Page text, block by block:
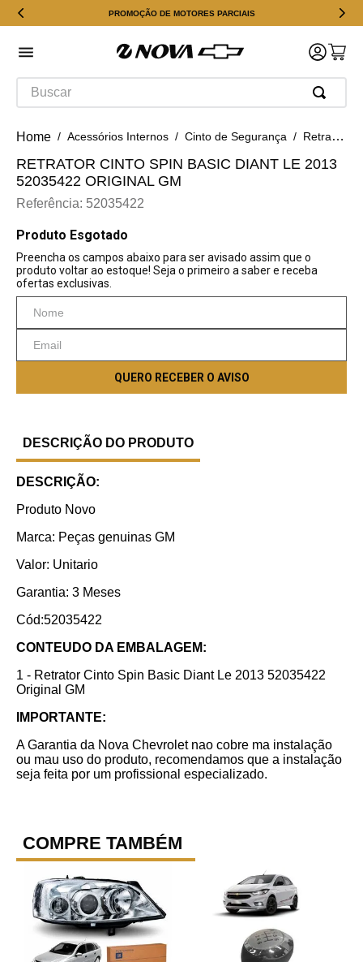
PROMOÇÃO DE MOTORES PARCIAIS
Buscar
Acessórios Internos Cinto de Segurança Retrator Cinto Spin Basic Diant Le 2013 52035422 Original GM
RETRATOR CINTO SPIN BASIC DIANT LE 2013
52035422 ORIGINAL GM
Referência: 52035422
DESCRIÇÃO DO PRODUTO
DESCRIÇÃO:
Produto Novo
Marca: Peças genuinas GM
Valor: Unitario
Garantia: 3 Meses
Cód:52035422
CONTEUDO DA EMBALAGEM:
1 - Retrator Cinto Spin Basic Diant Le 2013 52035422
Original GM
IMPORTANTE:
A Garantia da Nova Chevrolet nao cobre ma instalação
ou mau uso do produto, recomendamos que a instalação
seja feita por um profissional especializado.
COMPRE TAMBÉM